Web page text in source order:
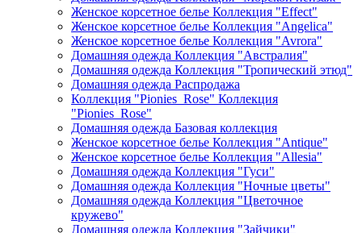
Женское корсетное белье Коллекция "Effect"
Женское корсетное белье Коллекция "Angelica"
Женское корсетное белье Коллекция "Avrora"
Домашняя одежда Коллекция "Австралия"
Домашняя одежда Коллекция "Тропический этюд"
Домашняя одежда Распродажа
Коллекция "Pionies_Rose" Коллекция
"Pionies_Rose"
Домашняя одежда Базовая коллекция
Женское корсетное белье Коллекция "Antique"
Женское корсетное белье Коллекция "Allesia"
Домашняя одежда Коллекция "Гуси"
Домашняя одежда Коллекция "Ночные цветы"
Домашняя одежда Коллекция "Цветочное
кружево"
Домашняя одежда Коллекция "Зайчики"